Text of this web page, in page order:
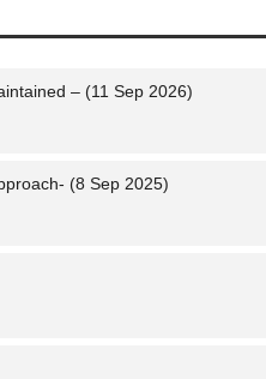
– (11 Sep 2026)
(8 Sep 2025)